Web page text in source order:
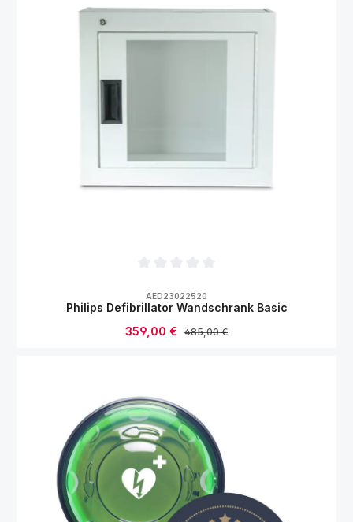
AED23022520
Philips Defibrillator Wandschrank Basic
Verkaufspreis:
359,00 € Regulärer Preis:
485,00 €